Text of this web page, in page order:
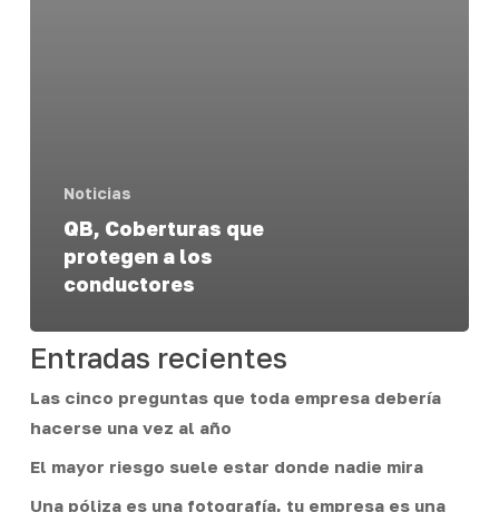
Noticias
QB, Coberturas que
protegen a los
conductores
Entradas recientes
Las cinco preguntas que toda empresa debería
hacerse una vez al año
El mayor riesgo suele estar donde nadie mira
Una póliza es una fotografía, tu empresa es una